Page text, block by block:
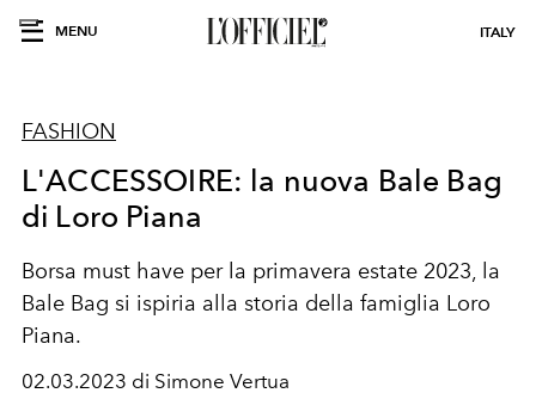
MENU ITALY
FASHION
L'ACCESSOIRE: la nuova Bale Bag
di Loro Piana
Borsa must have per la primavera estate 2023, la
Bale Bag si ispiria alla storia della famiglia Loro
Piana.
02.03.2023 di Simone Vertua